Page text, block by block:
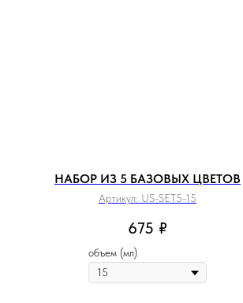
НАБОР ИЗ 5 БАЗОВЫХ ЦВЕТОВ
Артикул: US-SET5-15
675 ₽
объем (мл)